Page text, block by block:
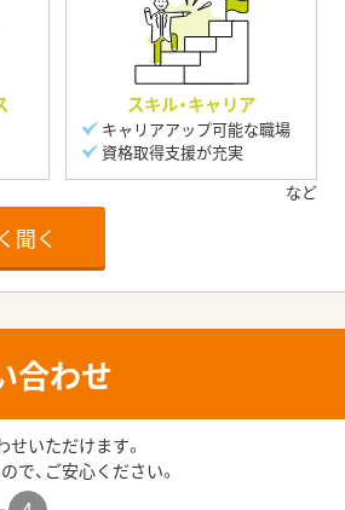
スキル・キャリア
キャリアアップ可能な職場
資格取得支援が充実
聞く
合わせ
いただけます。
で、ご安心ください。